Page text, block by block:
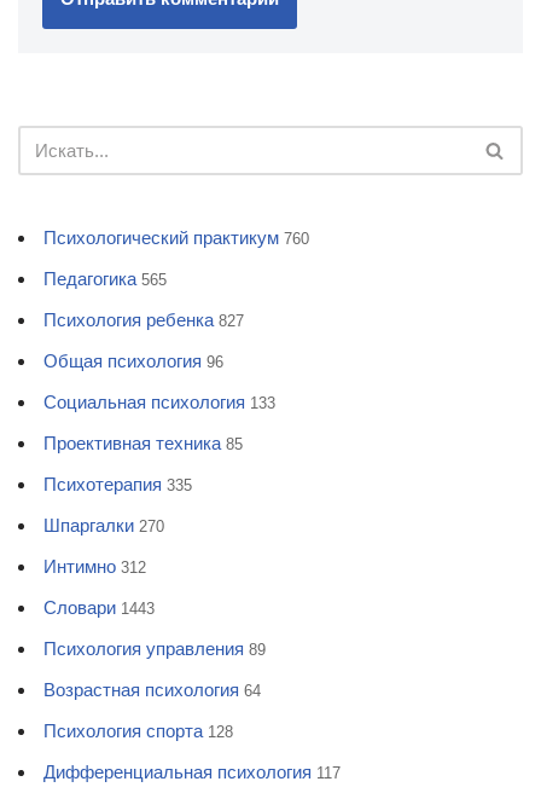
Психологический практикум 760
Педагогика 565
Психология ребенка 827
Общая психология 96
Социальная психология 133
Проективная техника 85
Психотерапия 335
Шпаргалки 270
Интимно 312
Словари 1443
Психология управления 89
Возрастная психология 64
Психология спорта 128
Дифференциальная психология 117